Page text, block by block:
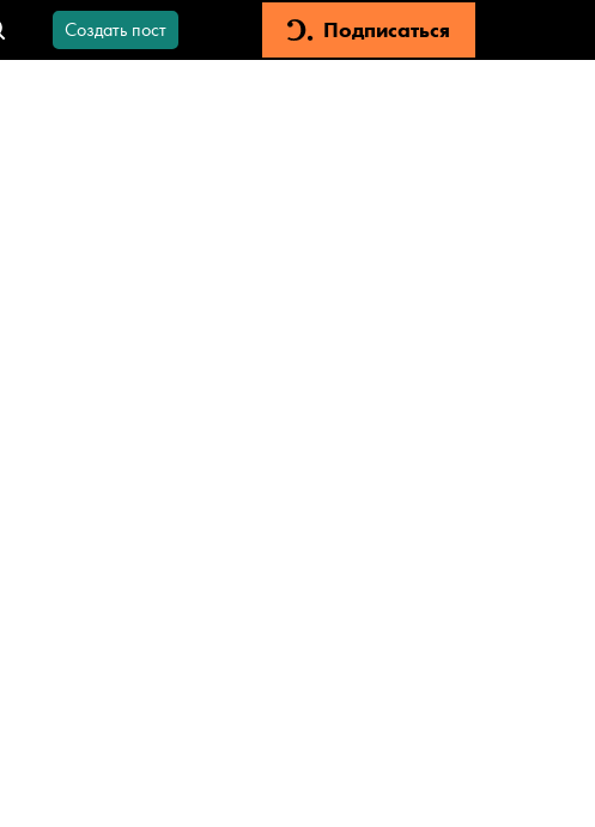
Создать пост Подписаться